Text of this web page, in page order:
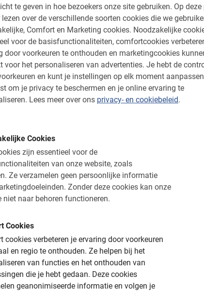
te geven in hoe bezoekers onze site gebruiken. Op
lezen over de verschillende soorten cookies die we
Comfort en Marketing cookies. Noodzakelijke
voor de basisfunctionaliteiten, comfortcookies
door voorkeuren te onthouden en marketingcookies
voor het personaliseren van advertenties. Je hebt de
en kunt je instellingen op elk moment
om je privacy te beschermen en je online ervaring te
Lees meer over ons privacy- en cookiebeleid.
Cookies
zijn essentieel voor de
van onze website, zoals
Ze verzamelen geen persoonlijke informatie
Zonder deze cookies kan onze
niet naar behoren functioneren.
Cookies
cookies verbeteren je ervaring door voorkeuren
en regio te onthouden. Ze helpen bij het
van functies en het onthouden van
die je hebt gedaan. Deze cookies
geanonimiseerde informatie en volgen je
Gibralfaro, het oude
op een e-bike! Fiets op
Dit is wat onze
Malaga
We hadden een
personen,
jaar. Onze gids
over de stad.
we anders zelf